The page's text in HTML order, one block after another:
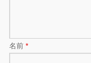
名前*